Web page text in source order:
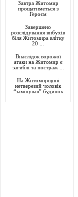
Завтра Житомир
прощатиметься з
Героєм
Завершено
розслідування вибухів
біля Житомира влітку
20 ...
Внаслідок ворожої
атаки на Житомир є
загиблі та постраж ...
На Житомирщині
нетверезий чоловік
“замінував” будинок